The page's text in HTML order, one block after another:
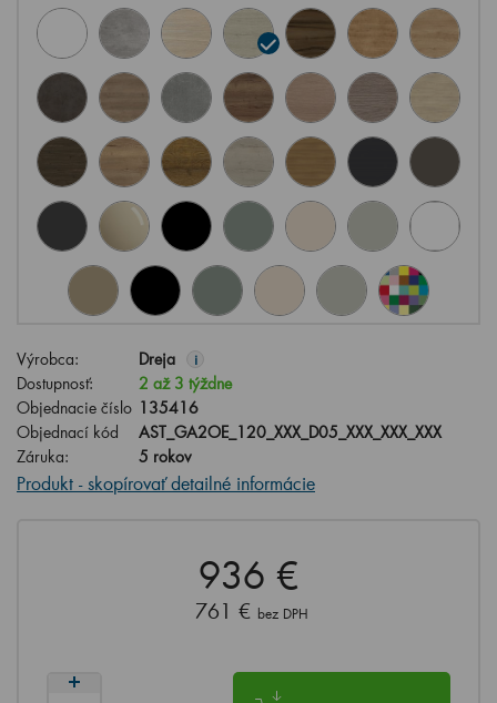
Výrobca: Dreja i
Dostupnosť:
2 až 3 týždne
Objednacie číslo 135416
Objednací kód
AST_GA2OE_120_XXX_D05_XXX_XXX_XXX
Záruka:
5 rokov
Produkt - skopírovať detailné informácie
936 €
761 € bez DPH